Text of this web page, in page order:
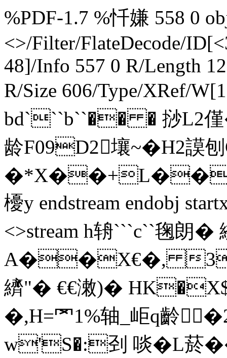
%PDF-1.7 %忏嫌 558 0
<>/Filter/FlateDecode/ID[
48]/Info 557 0 R/Length
R/Size 606/Type/XRef/
bd```b``�� � 挱L2
龄F09D2壤~�H2謨
櫌y endstream endobj
<>stream h辀```c``毱朗�
A��X€�,
纃 "� €€潄)� HK�X$
�,H=罓1%轴_岠q齡
w'S�:刭 啖� L菸�